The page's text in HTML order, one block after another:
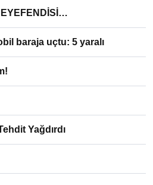
baraja uçtu: 5 yaralı
Yağdırdı